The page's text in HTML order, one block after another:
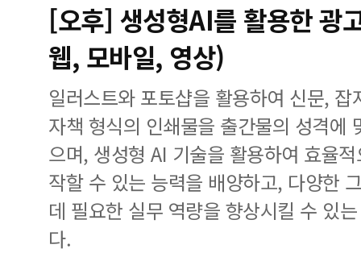
[오후] 생성형AI를 활용한 광
웹, 모바일, 영상)
일러스트와 포토샵을 활용하여 신문,
자책 형식의 인쇄물을 출간물의 성격에
으며, 생성형 AI 기술을 활용하여 효율
작할 수 있는 능력을 배양하고, 다양한
데 필요한 실무 역량을 향상시킬 수 있
다.